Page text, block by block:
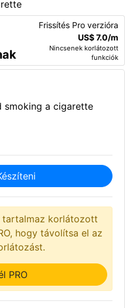
Frissítés Pro verzióra
US$ 7.0/m
Nincsenek korlátozott
funkciók
smoking a cigarette
korlátozott
hogy távolítsa el az
PRO